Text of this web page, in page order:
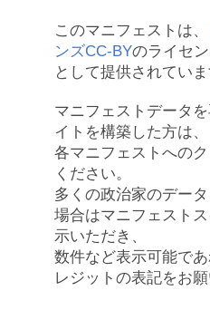
このマニフェストは、
ンズCC-BYのライセ
として提供されていま
マニフェストデータ
イトを構築した方は、
各マニフェストへの
ください。
多くの政治家のデー
場合はマニフェスト
示いただき、
数件など表示可能で
レジットの表記をお願